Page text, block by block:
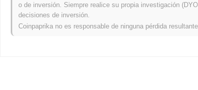
Blocktyme (BTYM) está ampliamente disponible en
¿Cuál es el volumen de trading diario actual de
o de inversión. Siempre realice su propia investigación
decisiones de inversión.
Coinpaprika no es responsable de ninguna pérdida